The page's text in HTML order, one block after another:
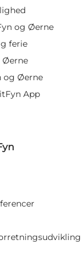
og Øerne
ferie
Øerne
og Øerne
App